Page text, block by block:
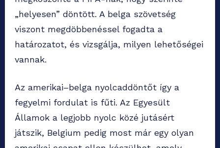
„helyesen” döntött. A belga szövetség
viszont megdöbbenéssel fogadta a
határozatot, és vizsgálja, milyen lehetőségei
vannak.
Az amerikai–belga nyolcaddöntőt így a
fegyelmi fordulat is fűti. Az Egyesült
Államok a legjobb nyolc közé jutásért
játszik, Belgium pedig most már egy olyan